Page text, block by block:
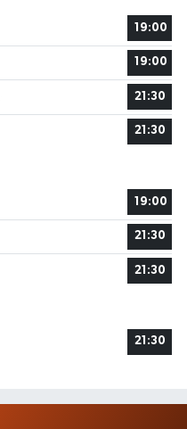
19:00
19:00
21:30
21:30
19:00
21:30
21:30
21:30